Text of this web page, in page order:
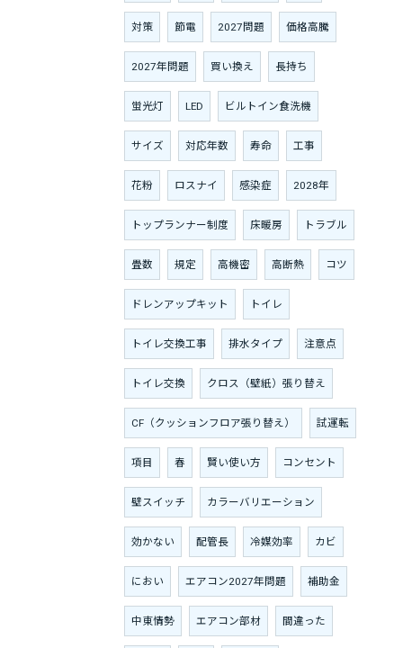
対策 節電 2027問題 価格高騰
2027年問題 買い換え 長持ち
蛍光灯 LED ビルトイン食洗機
サイズ 対応年数 寿命 工事
花粉 ロスナイ 感染症 2028年
トップランナー制度 床暖房 トラブル
畳数 規定 高機密 高断熱 コツ
ドレンアップキット トイレ
トイレ交換工事 排水タイプ 注意点
トイレ交換 クロス（壁紙）張り替え
CF（クッションフロア張り替え） 試運転
項目 春 賢い使い方 コンセント
壁スイッチ カラーバリエーション
効かない 配管長 冷媒効率 カビ
におい エアコン2027年問題 補助金
中東情勢 エアコン部材 間違った